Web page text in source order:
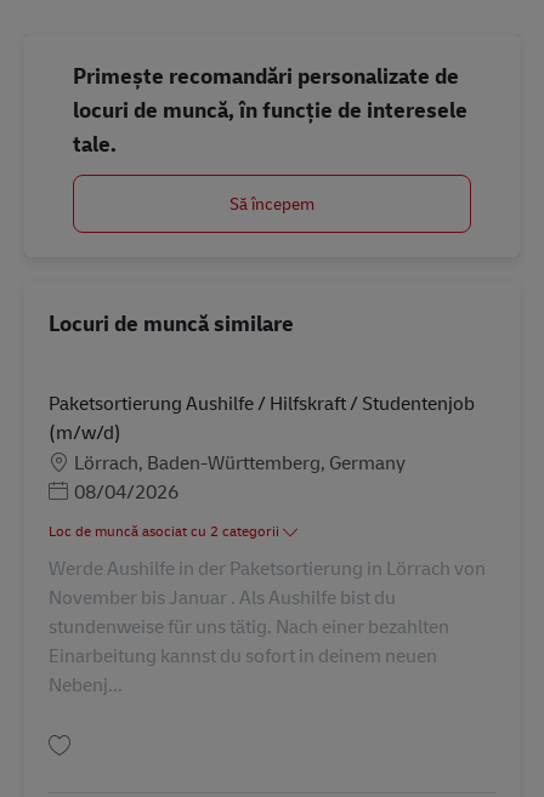
Primește recomandări personalizate de
locuri de muncă, în funcție de interesele
tale.
Să începem
Locuri de muncă similare
Paketsortierung Aushilfe / Hilfskraft / Studentenjob
(m/w/d)
Locație
Lörrach, Baden-Württemberg, Germany
Posted Date
08/04/2026
Loc de muncă asociat cu 2 categorii
Werde Aushilfe in der Paketsortierung in Lörrach von
November bis Januar . Als Aushilfe bist du
stundenweise für uns tätig. Nach einer bezahlten
Einarbeitung kannst du sofort in deinem neuen
Nebenj...